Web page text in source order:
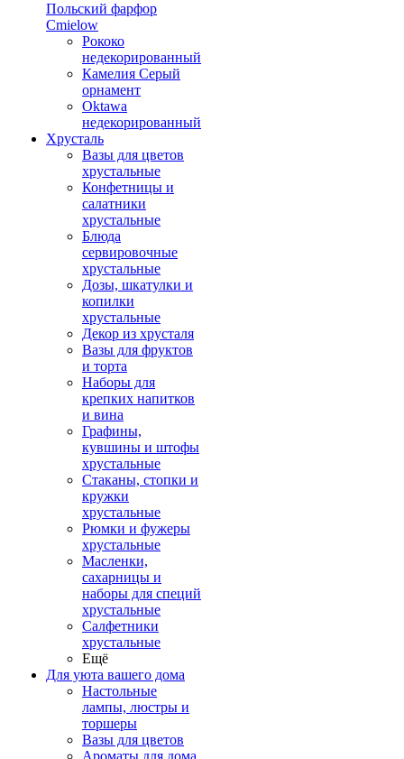
Польский фарфор
Сmielow
Рококо
недекорированный
Камелия Серый
орнамент
Oktawa
недекорированный
Хрусталь
Вазы для цветов
хрустальные
Конфетницы и
салатники
хрустальные
Блюда
сервировочные
хрустальные
Дозы, шкатулки и
копилки
хрустальные
Декор из хрусталя
Вазы для фруктов
и торта
Наборы для
крепких напитков
и вина
Графины,
кувшины и штофы
хрустальные
Стаканы, стопки и
кружки
хрустальные
Рюмки и фужеры
хрустальные
Масленки,
сахарницы и
наборы для специй
хрустальные
Салфетники
хрустальные
Ещё
Для уюта вашего дома
Настольные
лампы, люстры и
торшеры
Вазы для цветов
Ароматы для дома